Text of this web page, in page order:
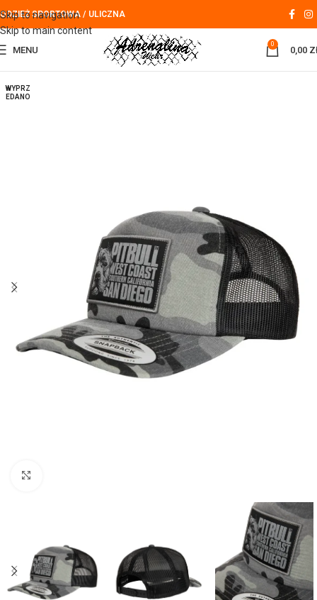
Skip to navigation
Skip to main content
ODZIEŻ SPORTOWA / ULICZNA
MENU
0
0,00
WYPRZ
EDANO